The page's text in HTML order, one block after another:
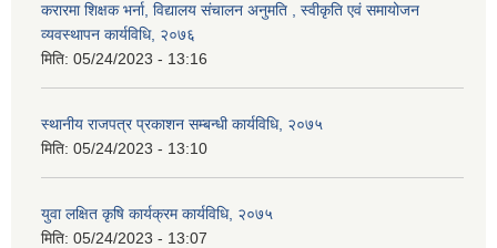
करारमा शिक्षक भर्ना, विद्यालय संचालन अनुमति , स्वीकृति एवं समायोजन
व्यवस्थापन कार्यविधि, २०७६
मिति: 05/24/2023 - 13:16
स्थानीय राजपत्र प्रकाशन सम्बन्धी कार्यविधि, २०७५
मिति: 05/24/2023 - 13:10
युवा लक्षित कृषि कार्यक्रम कार्यविधि, २०७५
मिति: 05/24/2023 - 13:07